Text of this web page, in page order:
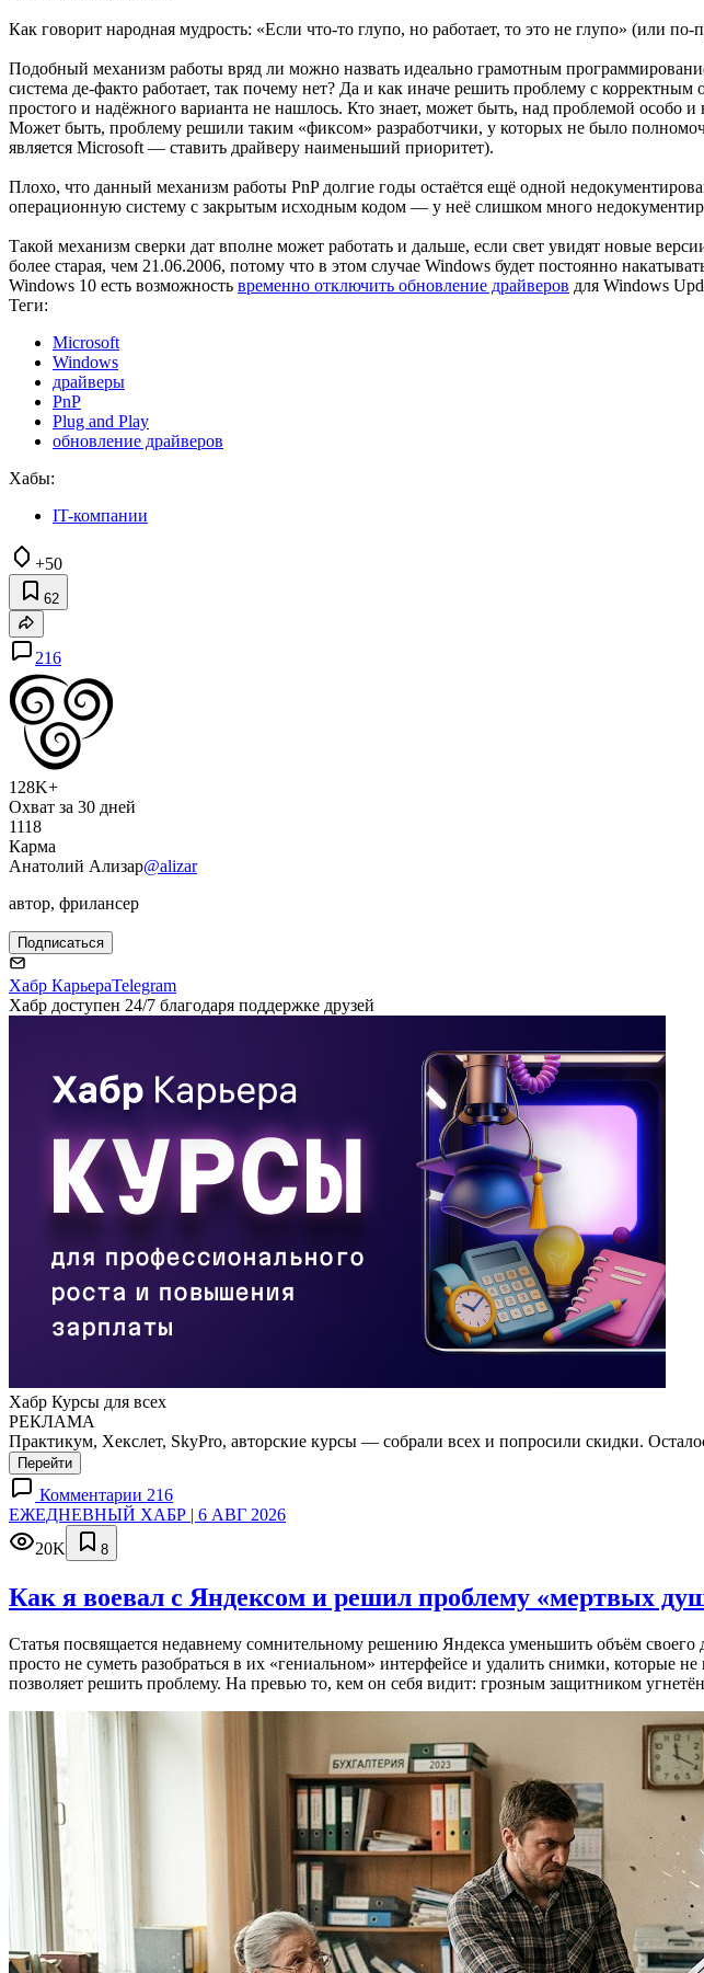
Как говорит народная мудрость: «Если что-то глупо, но работает, то это не глупо» (или
Подобный механизм работы вряд ли можно назвать идеально грамотным
система де-факто работает, так почему нет? Да и как иначе решить проблему с
простого и надёжного варианта не нашлось. Кто знает, может быть, над проблемой
Может быть, проблему решили таким «фиксом» разработчики, у которых не было
является Microsoft — ставить драйверу наименьший приоритет).
Плохо, что данный механизм работы PnP долгие годы остаётся ещё одной
операционную систему с закрытым исходным кодом — у неё слишком много
Такой механизм сверки дат вполне может работать и дальше, если свет увидят новые
более старая, чем 21.06.2006, потому что в этом случае Windows будет постоянно
Windows 10 есть возможность временно отключить обновление драйверов для Windows
Теги:
Microsoft
Windows
драйверы
PnP
Plug and Play
обновление драйверов
Хабы:
IT-компании
+50
62
216
128K+
Охват за 30 дней
1118
Карма
Анатолий Ализар@alizar
автор, фрилансер
Подписаться
Хабр КарьераTelegram
Хабр доступен 24/7 благодаря поддержке друзей
Хабр Курсы для всех
РЕКЛАМА
Практикум, Хекслет, SkyPro, авторские курсы — собрали всех и попросили скидки.
Перейти
Комментарии 216
ЕЖЕДНЕВНЫЙ ХАБР | 6 АВГ 2026
20K
8
Как я воевал с Яндексом и решил проблему «мертвых
Статья посвящается недавнему сомнительному решению Яндекса уменьшить объём
просто не суметь разобраться в их «гениальном» интерфейсе и удалить снимки, которые
позволяет решить проблему. На превью то, кем он себя видит: грозным защитником